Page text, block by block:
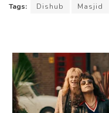
Tags: Dishub Masjid